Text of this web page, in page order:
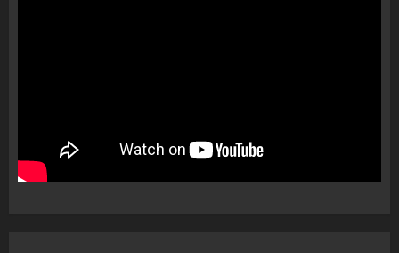
1
gazetarit grek me origjinë
shqiptare: Je mysafir këtu,
nuk duhet të flasësh!